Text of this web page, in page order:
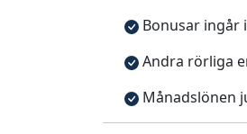
Bonusar ingår
Andra rörliga
Månadslönen